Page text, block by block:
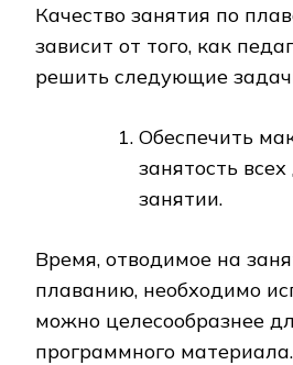
Качество занятия по
зависит от того, как
решить следующие
Обеспечить
занятость
занятии.
Время, отводимое на
плаванию, необходимо
можно целесообразнее
программного